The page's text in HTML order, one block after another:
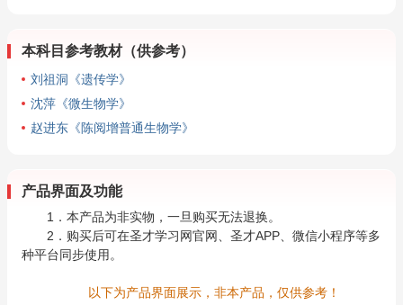
本科目参考教材（供参考）
刘祖洞《遗传学》
沈萍《微生物学》
赵进东《陈阅增普通生物学》
产品界面及功能
1．本产品为非实物，一旦购买无法退换。
2．购买后可在圣才学习网官网、圣才APP、微信小程序等多
种平台同步使用。
以下为产品界面展示，非本产品，仅供参考！